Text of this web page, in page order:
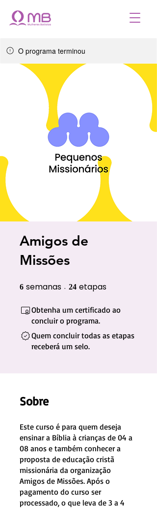
O programa terminou
Amigos de
Missões
6 semanas 6 semanas
24 etapas
Obtenha um certificado ao
concluir o programa.
Quem concluir todas as etapas
receberá um selo.
Sobre
Este curso é para quem deseja
ensinar a Bíblia à crianças de 04 a
08 anos e também conhecer a
proposta de educação cristã
missionária da organização
Amigos de Missões. Após o
pagamento do curso ser
processado, o que leva de 3 a 4